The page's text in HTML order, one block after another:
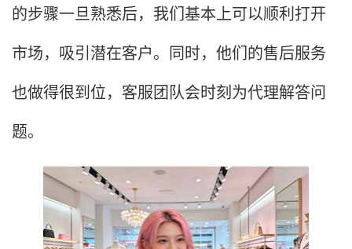
的步骤一旦熟悉后，我们基本上可以顺利打开
市场，吸引潜在客户。同时，他们的售后服务
也做得很到位，客服团队会时刻为代理解答问
题。